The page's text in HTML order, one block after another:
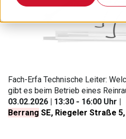
Fach-Erfa Technische Leiter:
gibt es beim Betrieb eines
03.02.2026 | 13:30 - 16:00 Uhr |
Berrang SE, Riegeler Straße